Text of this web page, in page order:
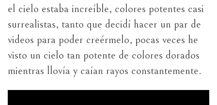
el cielo estaba increíble, colores potentes casi
surrealistas, tanto que decidí hacer un par de
videos para poder creérmelo, pocas veces he
visto un cielo tan potente de colores dorados
mientras llovía y caían rayos constantemente.